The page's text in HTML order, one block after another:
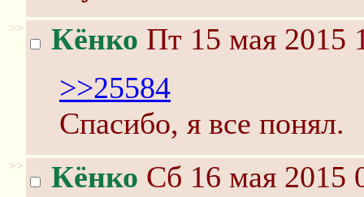
>> Кёнко Пт 15 мая 2015
>>25584
Спасибо, я все понял.
>> Кёнко Сб 16 мая 2015